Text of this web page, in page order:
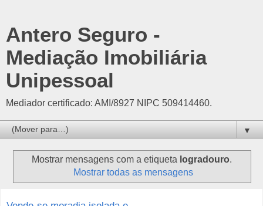
Antero Seguro -
Mediação Imobiliária
Unipessoal
Mediador certificado: AMI/8927 NIPC 509414460.
▼
Mostrar mensagens com a etiqueta logradouro.
Mostrar todas as mensagens